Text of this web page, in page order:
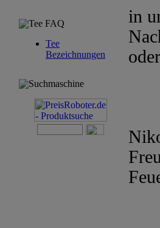
Tee FAQ
Tee
Bezeichnungen
Suchmaschine
in